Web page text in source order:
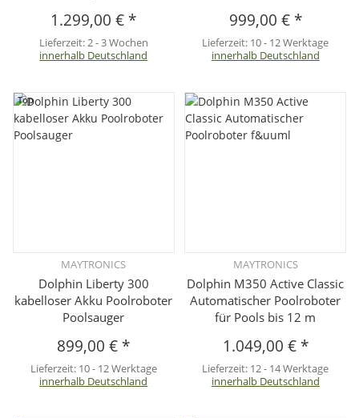
1.299,00 € *
Lieferzeit:2 - 3 Wochen
innerhalb Deutschland
999,00 € *
Lieferzeit: 10 - 12 Werktage
innerhalb Deutschland
Top
MAYTRONICS
Dolphin Liberty 300
kabelloser Akku Poolroboter
Poolsauger
899,00 € *
Lieferzeit: 10 - 12 Werktage
innerhalb Deutschland
MAYTRONICS
Dolphin M350 Active Classic
Automatischer Poolroboter
für Pools bis 12 m
1.049,00 € *
Lieferzeit: 12 - 14 Werktage
innerhalb Deutschland